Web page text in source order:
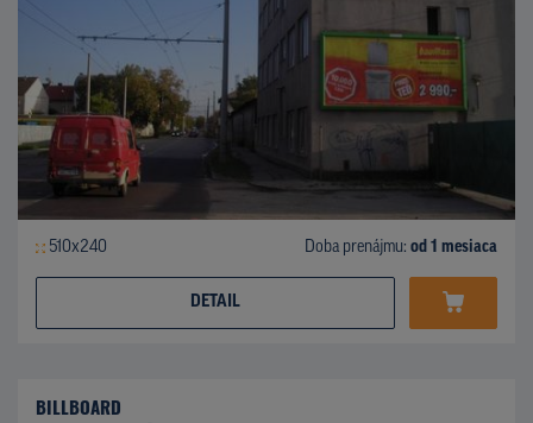
510x240 Doba prenájmu: od 1 mesiaca
DETAIL
BILLBOARD